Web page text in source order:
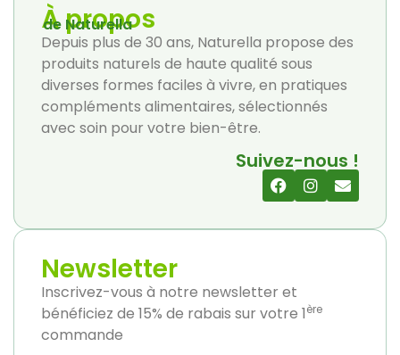
À propos
de Naturella
Depuis plus de 30 ans, Naturella propose des
produits naturels de haute qualité sous
diverses formes faciles à vivre, en pratiques
compléments alimentaires, sélectionnés
avec soin pour votre bien-être.
Suivez-nous !
Newsletter
Inscrivez-vous à notre newsletter et
bénéficiez de 15% de rabais sur votre 1ère
commande